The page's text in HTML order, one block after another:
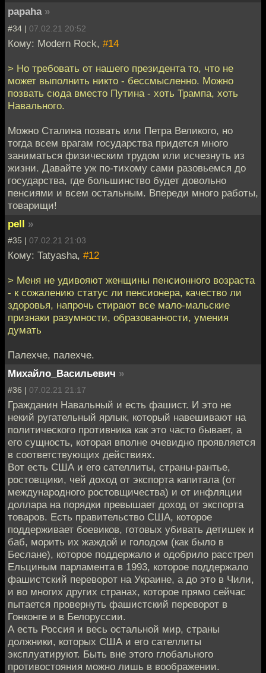
papaha »
#34 | 07.02.21 20:52
Кому: Modern Rock, #14
> Но требовать от нашего президента то, что не
может выполнить никто - бессмысленно. Можно
позвать сюда вместо Путина - хоть Трампа, хоть
Навального.
Можно Сталина позвать или Петра Великого, но
тогда всем врагам государства придется много
заниматься физическим трудом или исчезнуть из
жизни. Давайте уж по-тихому сами разовьемся до
государства, где большинство будет довольно
пенсиями и всем остальным. Впереди много работы,
товарищи!
pell »
#35 | 07.02.21 21:03
Кому: Tatyasha, #12
> Меня не удивояют женщины пенсионного возраста
- к сожалению статус ли пенсионера, качество ли
здоровья, напрочь стирают все мало-мальские
признаки разумности, образованности, умения
думать
Палехче, палехче.
Михайло_Васильевич »
#36 | 07.02.21 21:17
Гражданин Навальный и есть фашист. И это не
некий ругательный ярлык, который навешивают на
политического противника как это часто бывает, а
его сущность, которая вполне очевидно проявляется
в соответствующих действиях.
Вот есть США и его сателлиты, страны-рантье,
ростовщики, чей доход от экспорта капитала (от
международного ростовщичества) и от инфляции
доллара на порядки превышает доход от экспорта
товаров. Есть правительство США, которое
поддерживает боевиков, готовых убивать детишек и
баб, морить их жаждой и голодом (как было в
Беслане), которое поддержало и одобрило расстрел
Ельциным парламента в 1993, которое поддержало
фашистский переворот на Украине, а до это в Чили,
и во многих других странах, которое прямо сейчас
пытается провернуть фашистский переворот в
Гонконге и в Белоруссии.
А есть Россия и весь остальной мир, страны
должники, которых США и его сателлиты
эксплуатируют. Быть вне этого глобального
противостояния можно лишь в воображении.